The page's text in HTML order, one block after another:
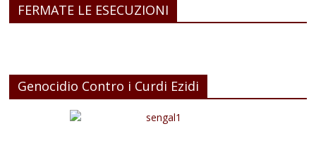
FERMATE LE ESECUZIONI
Genocidio Contro i Curdi Ezidi